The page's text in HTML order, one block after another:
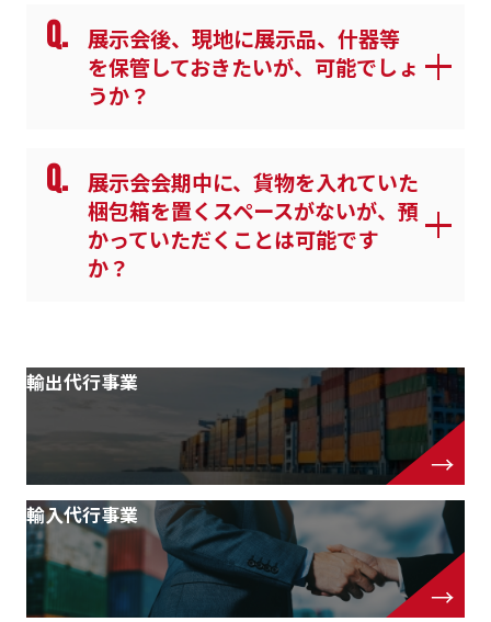
Q.
展示会後、現地に展示品、什器等
を保管しておきたいが、可能でしょ
うか？
Q.
展示会会期中に、貨物を入れていた
梱包箱を置くスペースがないが、預
かっていただくことは可能です
か？
輸出代行事業
輸入代行事業